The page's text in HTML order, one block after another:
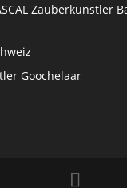
Zauberkünstler
Goochelaar